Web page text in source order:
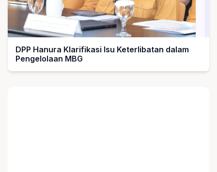
DPP Hanura Klarifikasi Isu Keterlibatan dalam
Pengelolaan MBG